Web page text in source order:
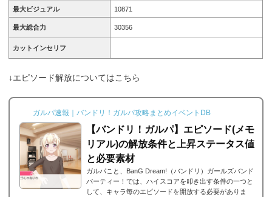
最大ビジュアル 10871
最大総合力 30356
カットインセリフ
↓エピソード解放についてはこちら
ガルパ速報｜バンドリ！ガルパ攻略まとめイベントDB
【バンドリ！ガルパ】エピソード(メモ
リアル)の解放条件と上昇ステータス値
と必要素材
ガルパこと、BanG Dream!（バンドリ）ガールズバンド
パーティー！では、ハイスコアを叩き出す条件の一つと
して、キャラ毎のエピソードを開放する必要がありま